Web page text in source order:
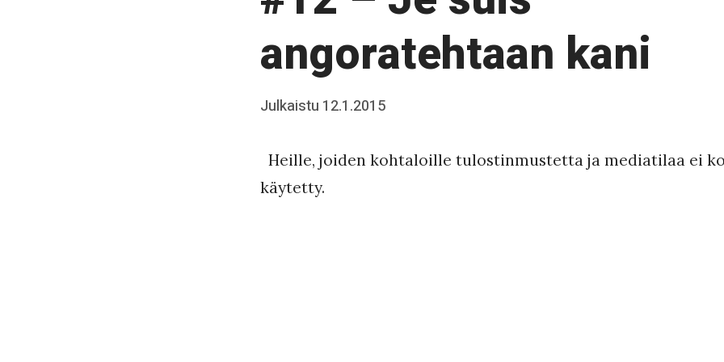
angoratehtaan kani
Posted
Julkaistu 12.1.2015
J
a
Heille, joiden kohtaloille tulostinmustetta ja mediatilaa ei
käytetty.